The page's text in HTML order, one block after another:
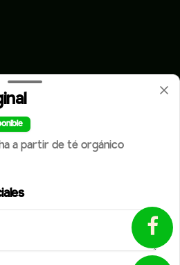
¿Tienes alguna sugerencia?
Escríbenos aquí 💬
Toca para abrir →
a partir de té orgánico